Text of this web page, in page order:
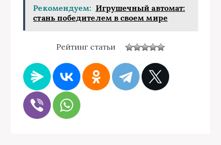
Рекомендуем: Игрушечный автомат:
стань победителем в своем мире
Рейтинг статьи